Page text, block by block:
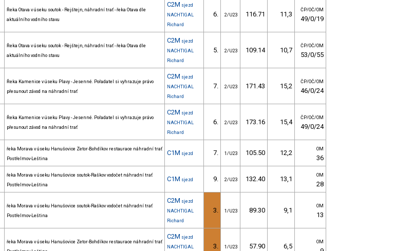
Řeka Otava v úseku soutok - Rejštejn, náhradní trať - řeka Otava dle
aktuálního vodního stavu
C2M sjezd
NACHTIGAL
Richard
6. 2/U23 116.71 11,3
ČP/OČ/OM
49/0/19
Řeka Otava v úseku soutok - Rejštejn, náhradní trať - řeka Otava dle
aktuálního vodního stavu
C2M sjezd
NACHTIGAL
Richard
5. 2/U23 109.14 10,7
ČP/OČ/OM
53/0/55
Řeka Kamenice v úseku Plavy - Jesenné. Pořadatel si vyhrazuje právo
přesunout závod na náhradní trať
C2M sjezd
NACHTIGAL
Richard
7. 2/U23 171.43 15,2
ČP/OČ/OM
46/0/24
Řeka Kamenice v úseku Plavy - Jesenné. Pořadatel si vyhrazuje právo
přesunout závod na náhradní trať
C2M sjezd
NACHTIGAL
Richard
6. 2/U23 173.16 15,4
ČP/OČ/OM
49/0/24
řeka Morava v úseku Hanušovice Zetor-Bohdíkov restaurace náhradní trať
Postřelmov-Leština
C1M sjezd 7. 1/U23 105.50 12,2 OM
36
řeka Morava v úseku Hanušovice soutok-Raškov vodočet náhradní trať
Postřelmov-Leština
C1M sjezd 9. 2/U23 132.40 13,1 OM
28
řeka Morava v úseku Hanušovice soutok-Raškov vodočet náhradní trať
Postřelmov-Leština
C2M sjezd
NACHTIGAL
Richard
3. 1/U23 89.30 9,1
OM
13
řeka Morava v úseku Hanušovice Zetor-Bohdíkov restaurace náhradní trať
C2M sjezd
NACHTIGAL
3. 1/U23 57.90 6,5
OM